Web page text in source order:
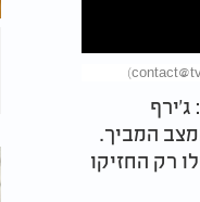
)
המביך.
רק החזיקו